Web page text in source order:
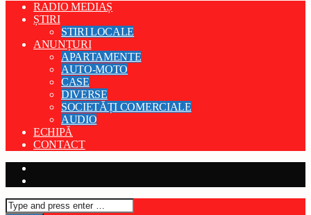
RADIO MEDIAȘ
ȘTIRI
STIRI LOCALE
ANUNȚURI
APARTAMENTE
AUTO-MOTO
CASE
DIVERSE
SOCIETĂȚI COMERCIALE
AUDIO
ECHIPĂ
CONTACT